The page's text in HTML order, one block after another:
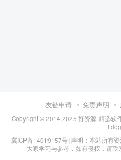
友链申请 免责声明
Copyright © 2014-2025 好资源-精选软
itdog
冀ICP备14019157号[声明：本站所有
大家学习与参考，如有侵权，请联